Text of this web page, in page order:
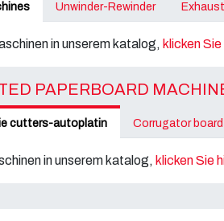
Unwinder-Rewinder
in unserem katalog, klicken
PAPERBOARD
cutters-autoplatin Corrugator
in unserem katalog, klicken Sie